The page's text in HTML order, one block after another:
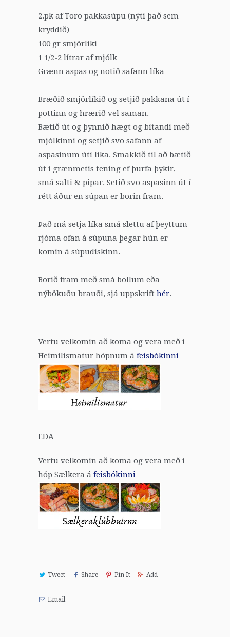
2.pk af Toro pakkasúpu (nýti það sem
kryddið)
100 gr smjörlíki
1 1/2-2 lítrar af mjólk
Grænn aspas og notið safann líka
Bræðið smjörlíkið og setjið pakkana út í
pottinn og hrærið vel saman.
Bætið út og þynnið hægt og bítandi með
mjólkinni og setjið svo safann af
aspasinum útí líka. Smakkið til að bætið
út í grænmetis tening ef þurfa þykir,
smá salti & pipar. Setið svo aspasinn út í
rétt áður en súpan er borin fram.
Það má setja líka smá slettu af þeyttum
rjóma ofan á súpuna þegar hún er
komin á súpudiskinn.
Borið fram með smá bollum eða
nýbökuðu brauði, sjá uppskrift hér.
Vertu velkomin að koma og vera með í
Heimilismatur hópnum á feisbókinni
EÐA
Vertu velkomin að koma og vera með í
hóp Sælkera á feisbókinni
Tweet Share Pin It Add
Email